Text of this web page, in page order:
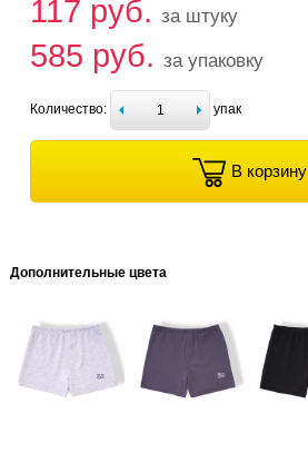
117 руб. за штуку
585 руб. за упаковку
Количество: упак
В корзину
Дополнительные цвета